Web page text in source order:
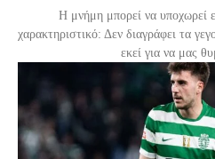
H μνήμη μπορεί να υποχωρεί
χαρακτηριστικό: Δεν διαγράφει τα
εκεί για να μας